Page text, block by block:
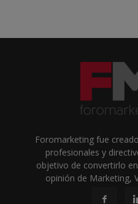
Foromarketing fue
profesionales y
objetivo de convertirlo
opinión de Marketing,